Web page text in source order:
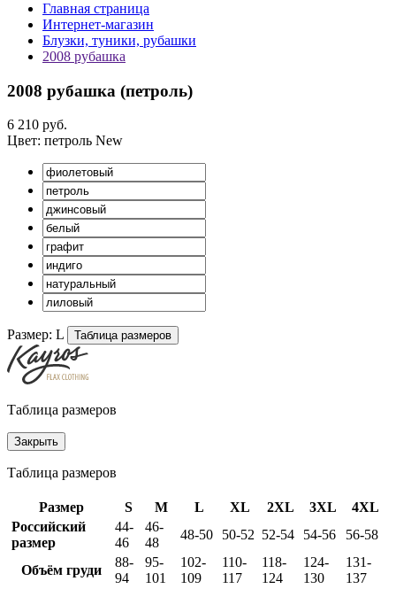
Главная страница
Интернет-магазин
Блузки, туники, рубашки
2008 рубашка
2008 рубашка (петроль)
6 210 руб.
Цвет: петроль New
Размер: L Таблица размеров
Таблица размеров
Закрыть
Таблица размеров
Размер S M L XL 2XL 3XL
4XL
Российский
размер
44-
46
46-
48
48-50 50-52 52-54 54-56 56-58
Объём груди
88-
94
95-
101
102-
109
110-
117
118-
124
124-
130
131-
137